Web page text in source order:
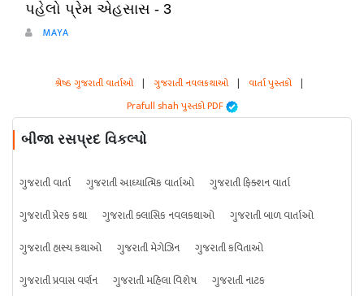
પહેલો પ્રેમ એહસાસ - 3
MAYA
શ્રેષ્ઠ ગુજરાતી વાર્તાઓ | ગુજરાતી નવલકથાઓ | વાર્તા પુસ્તકો |
Prafull shah પુસ્તકો PDF
બીજા રસપ્રદ વિકલ્પો
ગુજરાતી વાર્તા ગુજરાતી આધ્યાત્મિક વાર્તાઓ
ગુજરાતી ફિક્શન વાર્તા
ગુજરાતી પ્રેરક કથા
ગુજરાતી ક્લાસિક નવલકથાઓ
ગુજરાતી બાળ વાર્તાઓ
ગુજરાતી હાસ્ય કથાઓ
ગુજરાતી મેગેઝિન
ગુજરાતી કવિતાઓ
ગુજરાતી પ્રવાસ વર્ણન
ગુજરાતી મહિલા વિશેષ
ગુજરાતી નાટક